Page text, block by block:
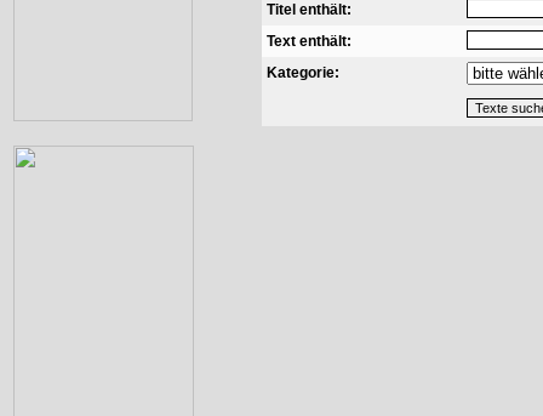
Titel enthält:
Text enthält:
Kategorie: